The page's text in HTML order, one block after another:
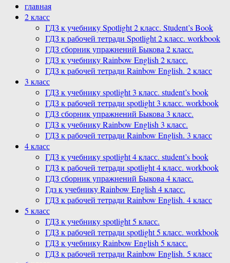
главная
2 класс
ГДЗ к учебнику Spotlight 2 класс. Student’s Book
ГДЗ к рабочей тетради Spotlight 2 класс. workbook
ГДЗ сборник упражнений Быкова 2 класс.
ГДЗ к учебнику Rainbow English 2 класс.
ГДЗ к рабочей тетради Rainbow English. 2 класс
3 класс
ГДЗ к учебнику spotlight 3 класс. student’s book
ГДЗ к рабочей тетради spotlight 3 класс. workbook
ГДЗ сборник упражнений Быкова 3 класс.
ГДЗ к учебнику Rainbow English 3 класс.
ГДЗ к рабочей тетради Rainbow English. 3 класс
4 класс
ГДЗ к учебнику spotlight 4 класс. student’s book
ГДЗ к рабочей тетради spotlight 4 класс. workbook
ГДЗ сборник упражнений Быкова 4 класс.
Гдз к учебнику Rainbow English 4 класс.
ГДЗ к рабочей тетради Rainbow English. 4 класс
5 класс
ГДЗ к учебнику spotlight 5 класс.
ГДЗ к рабочей тетради spotlight 5 класс. workbook
ГДЗ к учебнику Rainbow English 5 класс.
ГДЗ к рабочей тетради Rainbow English. 5 класс